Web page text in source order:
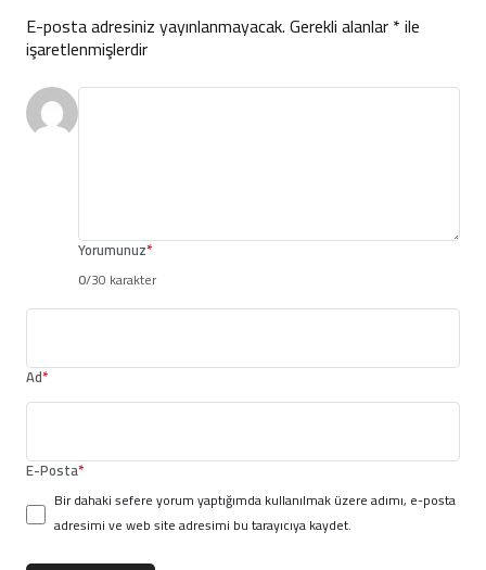
E-posta adresiniz yayınlanmayacak.Gerekli alanlar*ile
işaretlenmişlerdir
Yorumunuz*
0/30 karakter
Ad*
E-Posta*
Bir dahaki sefere yorum yaptığımda kullanılmak üzere adımı, e-posta
adresimi ve web site adresimi bu tarayıcıya kaydet.